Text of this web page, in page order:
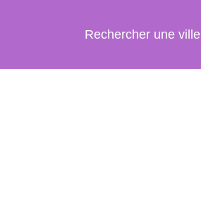
Rechercher une ville